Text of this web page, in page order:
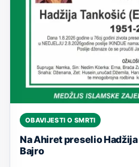
OBAVIJESTI O SMRTI
Na Ahiret preselio
Bajro